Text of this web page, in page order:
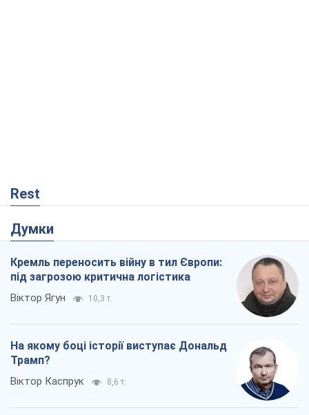
Rest
Думки
Кремль переносить війну в тил Європи:
під загрозою критична логістика
Віктор Ягун 10,3 т.
На якому боці історії виступає Дональд
Трамп?
Віктор Каспрук 8,6 т.